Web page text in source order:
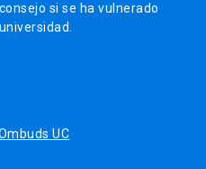
Detección de brechas
si se ha vulnerado
UC